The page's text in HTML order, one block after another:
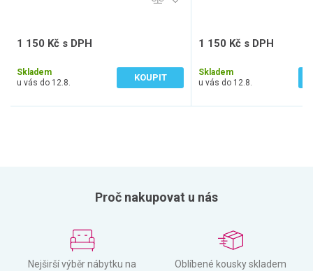
1 150 Kč s DPH
Skladem
u vás do 12.8.
KOUPIT
1 150 Kč s DPH
Skladem
u vás do 12.8.
Proč nakupovat u nás
Nejširší výběr nábytku na
Oblíbené kousky skladem